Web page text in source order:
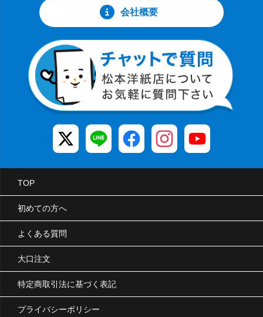
会社概要
TOP
初めての方へ
よくある質問
大口注文
特定商取引法に基づく表記
プライバシーポリシー